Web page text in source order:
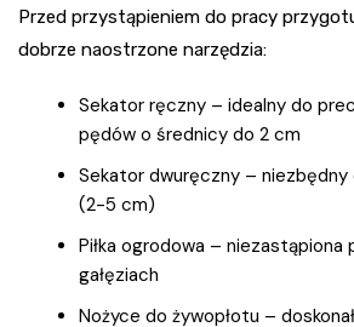
Przed przystąpieniem do pracy
dobrze naostrzone narzędzia:
Sekator ręczny – idealny do
pędów o średnicy do 2 cm
Sekator dwuręczny – niezbędny
(2-5 cm)
Piłka ogrodowa – niezastąpiona
gałęziach
Nożyce do żywopłotu –